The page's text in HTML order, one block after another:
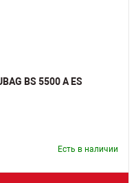
BS 5500 A ES
Есть в наличии